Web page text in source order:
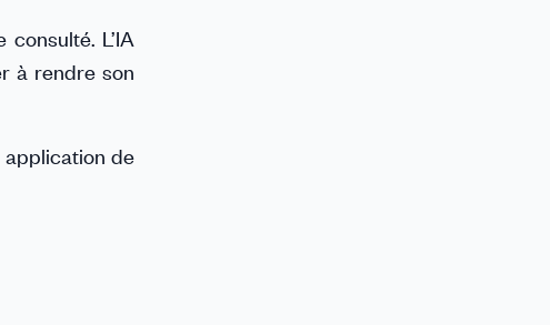
L’IA
à rendre son
application de